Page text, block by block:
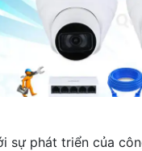
sự phát triển của